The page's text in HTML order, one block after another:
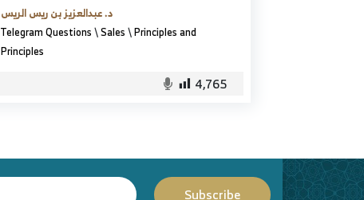
د. عبدالعزيز بن ريس الريس
Telegram Questions\Sales\Principles and
Principles
4,765